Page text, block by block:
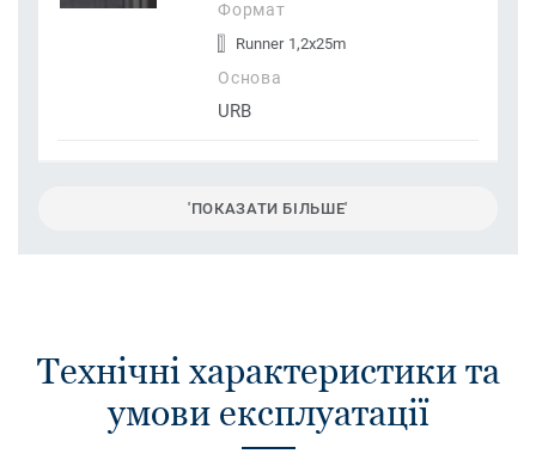
Формат
Runner 1,2x25m
Основа
URB
'ПОКАЗАТИ БІЛЬШЕ'
Технічні характеристики та
умови експлуатації